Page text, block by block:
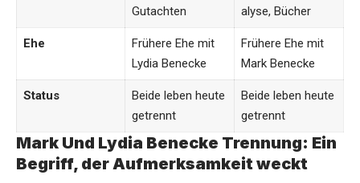
Gutachten
alyse, Bücher
Ehe
Frühere Ehe mit
Lydia Benecke
Frühere Ehe mit
Mark Benecke
Status
Beide leben heute
getrennt
Beide leben heute
getrennt
Mark Und Lydia Benecke Trennung: Ein
Begriff, der Aufmerksamkeit weckt